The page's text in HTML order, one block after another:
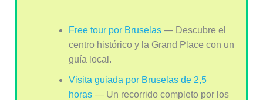
Free tour por Bruselas— Descubre el
centro histórico y la Grand Place con un
guía local.
Visita guiada por Bruselas de 2,5
horas— Un recorrido completo por los